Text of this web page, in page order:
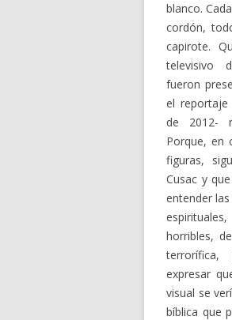
blanco.
cordón,
capirote.
televisivo
fueron
el
de 2012-
Porque, en
figuras,
Cusac y
entender
horribles,
terrorífica,
expresar
visual se
bíblica que